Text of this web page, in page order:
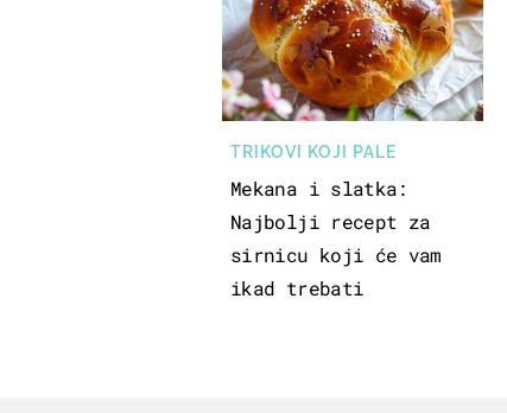
TRIKOVI KOJI PALE
Mekana i slatka:
Najbolji recept za
sirnicu koji će vam
ikad trebati